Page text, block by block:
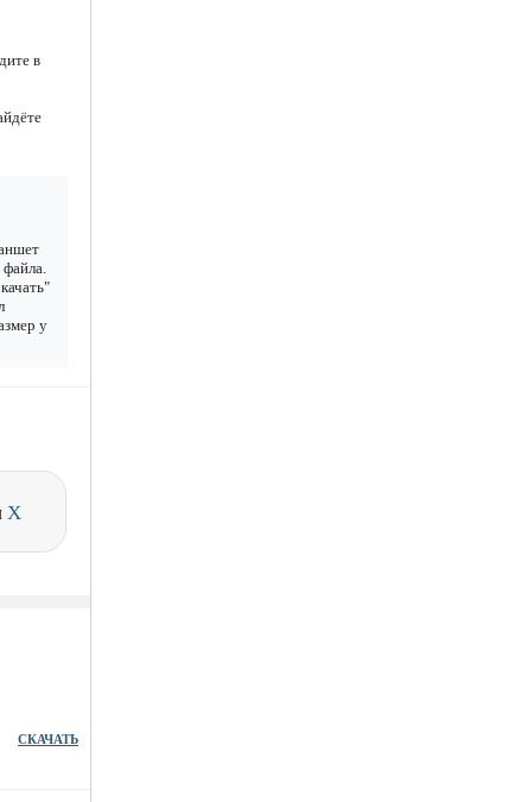
в
файла.
у
X
СКАЧАТЬ